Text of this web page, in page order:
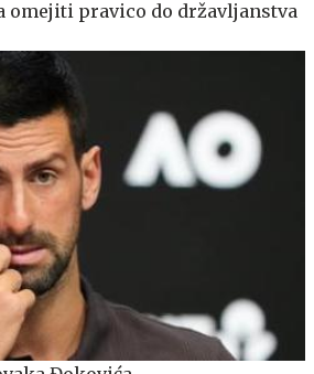
omejiti pravico do državljanstva